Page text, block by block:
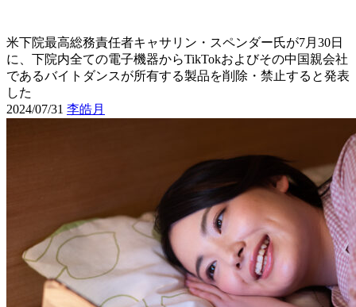
米下院最高総務責任者キャサリン・スペンダー氏が7月30日
に、下院内全ての電子機器からTikTokおよびその中国親会社
であるバイトダンスが所有する製品を削除・禁止すると発表
した
2024/07/31 李皓月